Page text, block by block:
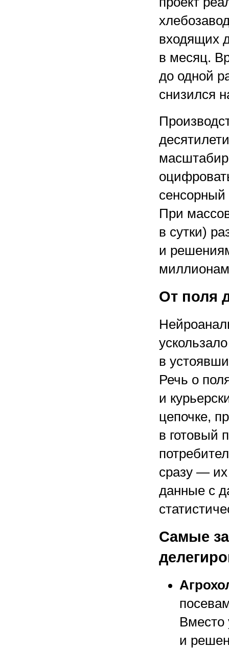
входящих
в месяц.
до одной
снизился
сенсорный
При
в сутки)
и
От поля
в
Речь о
и
цепочке,
в готовый
сразу —
данные с
Самые
Вместо
и